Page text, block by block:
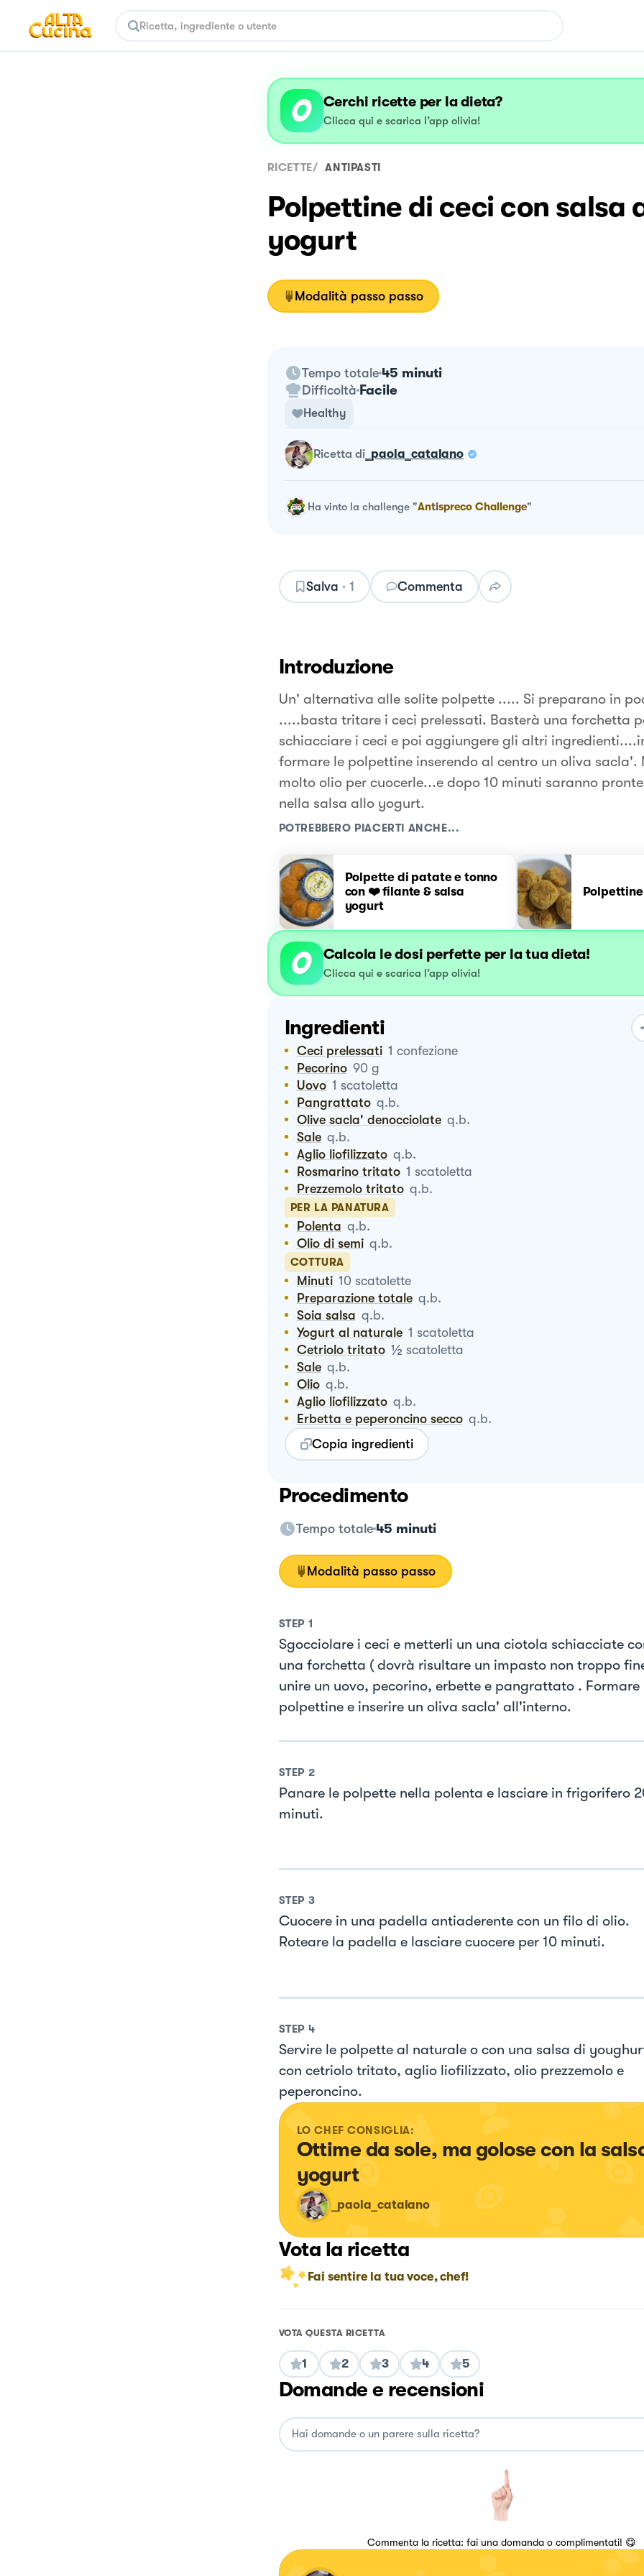
Cerchi ricette per la dieta?
Clicca qui e scarica l’app olivia!
RICETTE/ ANTIPASTI
Polpettine di ceci con salsa
yogurt
Modalità passo passo
Tempo totale 45 minuti
Difficoltà Facile
Healthy
ricetta di_paola_catalano
Ha vinto la challenge"Antispreco Challenge"
Salva · 1 Commenta
Introduzione
Un' alternativa alle solite polpette ..... Si preparano in
.....basta tritare i ceci prelessati. Basterà una forchetta
schiacciare i ceci e poi aggiungere gli altri
formare le polpettine inserendo al centro un oliva sacla'.
molto olio per cuocerle...e dopo 10 minuti saranno
nella salsa allo yogurt.
POTREBBERO PIACERTI ANCHE...
Polpette di patate e tonno
con ❤️ filante & salsa
yogurt
Calcola le dosi perfette per la tua dieta!
Clicca qui e scarica l’app olivia!
Ingredienti
Ceci prelessati 1 confezione
Pecorino 90 g
Uovo 1 scatoletta
Pangrattato q.b.
Olive sacla' denocciolate q.b.
Sale q.b.
Aglio liofilizzato q.b.
Rosmarino tritato 1 scatoletta
Prezzemolo tritato q.b.
PER LA PANATURA
Polenta q.b.
Olio di semi q.b.
COTTURA
Minuti 10 scatolette
Preparazione totale q.b.
Soia salsa q.b.
Yogurt al naturale 1 scatoletta
Cetriolo tritato ½ scatoletta
Sale q.b.
Olio q.b.
Aglio liofilizzato q.b.
Erbetta e peperoncino secco q.b.
Copia ingredienti
Procedimento
Tempo totale 45 minuti
Modalità passo passo
STEP 1
Sgocciolare i ceci e metterli un una ciotola schiacciate
una forchetta ( dovrà risultare un impasto non troppo
unire un uovo, pecorino, erbette e pangrattato . Formare
polpettine e inserire un oliva sacla' all'interno.
STEP 2
Panare le polpette nella polenta e lasciare in frigorifero
minuti.
STEP 3
Cuocere in una padella antiaderente con un filo di olio.
Roteare la padella e lasciare cuocere per 10 minuti.
STEP 4
Servire le polpette al naturale o con una salsa di
con cetriolo tritato, aglio liofilizzato, olio prezzemolo e
peperoncino.
LO CHEF CONSIGLIA:
Ottime da sole, ma golose con la
yogurt
_paola_catalano
Vota la ricetta
Fai sentire la tua voce, chef!
VOTA QUESTA RICETTA
1 2 3 4 5
Domande e recensioni
Commenta la ricetta: fai una domanda o complimentati! 😋